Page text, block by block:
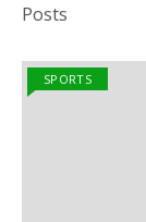
Posts
SPORTS